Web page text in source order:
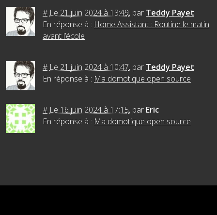
# Le 21 juin 2024 à 13:49, par Teddy Payet
En réponse à : Home Assistant : Routine le matin
avant l’école
# Le 21 juin 2024 à 10:47, par Teddy Payet
En réponse à : Ma domotique open source
# Le 16 juin 2024 à 17:15, par Eric
En réponse à : Ma domotique open source